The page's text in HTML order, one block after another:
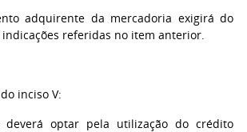
adquirente da mercadoria exigirá do
referidas no item anterior.
inciso V:
optar pela utilização do crédito